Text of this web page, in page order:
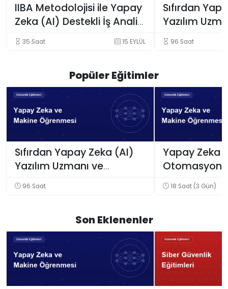
IIBA Metodolojisi ile Yapay
Zeka (AI) Destekli İş Analizi
Eğitimi
35 Saat 15 EYLÜL
Sıfırdan
Yazılım
Mühendisi
Programı
96 Saat
Popüler Eğitimler
Sıfırdan Yapay Zeka (AI)
Yazılım Uzmanı ve
Mühendisi Yetiştirme
Programı
96 Saat
Yapay Zeka
Eğitimi
18 Saat (3 Gün)
Son Eklenenler